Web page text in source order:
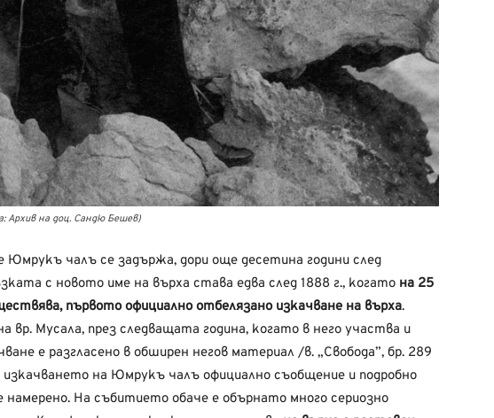
Архив на доц. Сандю Бешев)
чалъ се задържа, дори още десетина години след
с новото име на върха става едва след 1888 г., когато на 25
първото официално отбелязано изкачване на върха.
вр. Мусала, през следващата година, когато в него участва и
е разгласено в обширен негов материал /в. „Свобода”, бр. 289
изкачването на Юмрукъ чалъ официално съобщение и подробно
намерено. На събитието обаче е обърнато много сериозно